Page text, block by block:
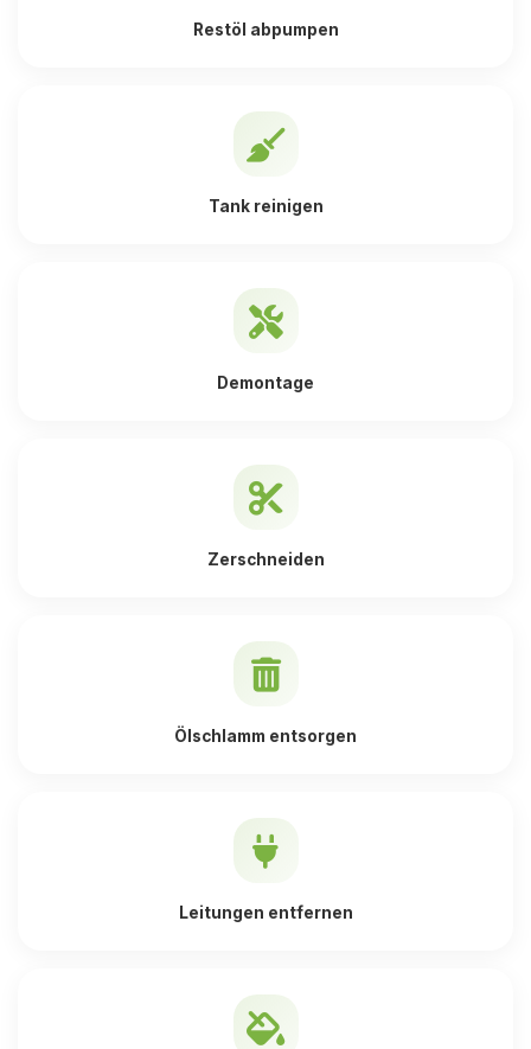
Restöl abpumpen
Tank reinigen
Demontage
Zerschneiden
Ölschlamm entsorgen
Leitungen entfernen